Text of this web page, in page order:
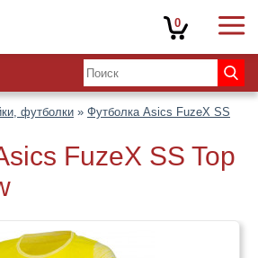
футболки » Футболка Asics FuzeX SS
FuzeX SS Top
0